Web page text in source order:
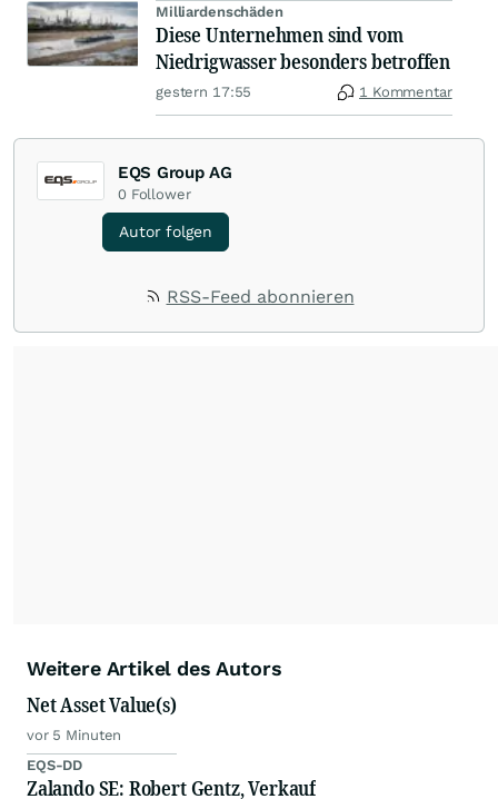
Milliardenschäden
Diese Unternehmen sind vom
Niedrigwasser besonders betroffen
gestern 17:55 1 Kommentar
EQS Group AG
0 Follower
Autor folgen
RSS-Feed abonnieren
Weitere Artikel des Autors
Net Asset Value(s)
vor 5 Minuten
EQS-DD
Zalando SE: Robert Gentz, Verkauf